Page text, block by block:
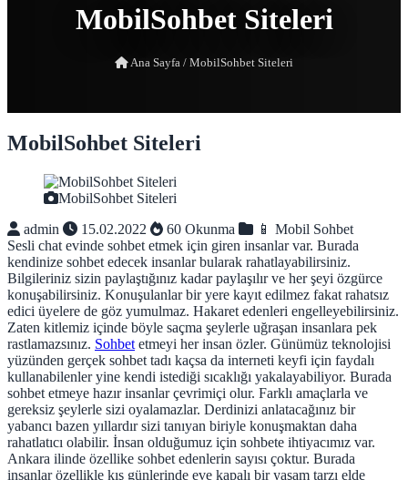
MobilSohbet Siteleri
Ana Sayfa / MobilSohbet Siteleri
MobilSohbet Siteleri
MobilSohbet Siteleri
admin
15.02.2022 60 Okunma
📱 Mobil Sohbet
Sesli chat evinde sohbet etmek için giren insanlar var. Burada
kendinize sohbet edecek insanlar bularak rahatlayabilirsiniz.
Bilgileriniz sizin paylaştığınız kadar paylaşılır ve her şeyi özgürce
konuşabilirsiniz. Konuşulanlar bir yere kayıt edilmez fakat rahatsız
edici üyelere de göz yumulmaz. Hakaret edenleri engelleyebilirsiniz.
Zaten kitlemiz içinde böyle saçma şeylerle uğraşan insanlara pek
rastlamazsınız. Sohbet etmeyi her insan özler. Günümüz teknolojisi
yüzünden gerçek sohbet tadı kaçsa da interneti keyfi için faydalı
kullanabilenler yine kendi istediği sıcaklığı yakalayabiliyor. Burada
sohbet etmeye hazır insanlar çevrimiçi olur. Farklı amaçlarla ve
gereksiz şeylerle sizi oyalamazlar. Derdinizi anlatacağınız bir
yabancı bazen yıllardır sizi tanıyan biriyle konuşmaktan daha
rahatlatıcı olabilir. İnsan olduğumuz için sohbete ihtiyacımız var.
Ankara ilinde özellike sohbet edenlerin sayısı çoktur. Burada
insanlar özellikle kış günlerinde eve kapalı bir yaşam tarzı elde